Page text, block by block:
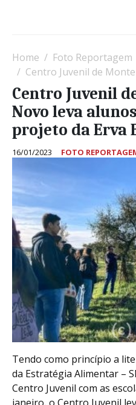
Home Foto Reportagem
Centro Juvenil de Montemor-o-Novo
Centro Juvenil
Novo leva
projeto da Erva
16/01/2023 FOTO
Tendo como princípio a
da Estratégia Alimentar –
Centro Juvenil com as